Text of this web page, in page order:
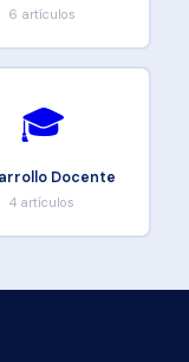
6 artículos
🎓
Docente
4 artículos